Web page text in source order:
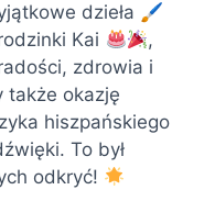
dzieła 🖌
Kai
,
zdrowia i
także okazję
hiszpańskiego
To był
odkryć!